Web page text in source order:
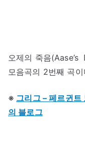
오제의 죽음
모음곡의 2번째 곡이
※ 그리그 – 페르귄
의 블로그